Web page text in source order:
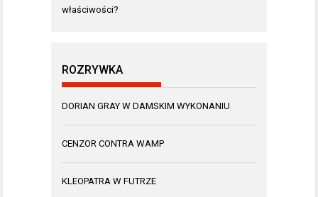
właściwości?
ROZRYWKA
DORIAN GRAY W DAMSKIM WYKONANIU
CENZOR CONTRA WAMP
KLEOPATRA W FUTRZE